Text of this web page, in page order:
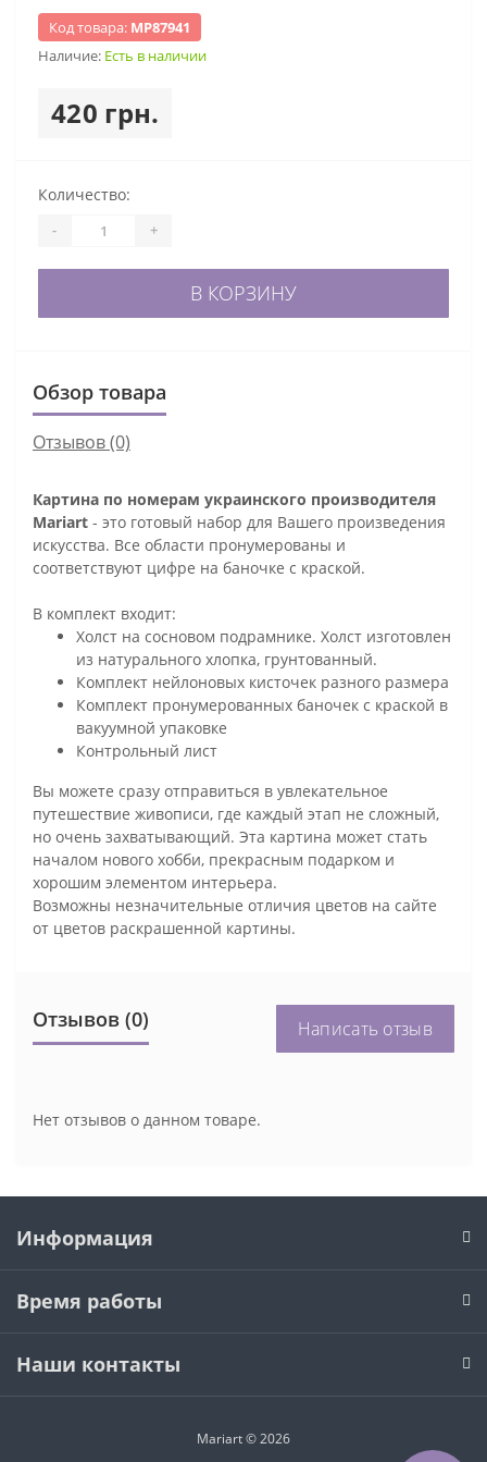
Код товара: МР87941
Наличие: Есть в наличии
420 грн.
Количество:
- +
В КОРЗИНУ
Обзор товара
Отзывов (0)
Картина по номерам украинского производителя
Mariart - это готовый набор для Вашего произведения
искусства. Все области пронумерованы и
соответствуют цифре на баночке с краской.
В комплект входит:
Холст на сосновом подрамнике. Холст изготовлен
из натурального хлопка, грунтованный.
Комплект нейлоновых кисточек разного размера
Комплект пронумерованных баночек с краской в
вакуумной упаковке
Контрольный лист
Вы можете сразу отправиться в увлекательное
путешествие живописи, где каждый этап не сложный,
но очень захватывающий. Эта картина может стать
началом нового хобби, прекрасным подарком и
хорошим элементом интерьера.
Возможны незначительные отличия цветов на сайте
от цветов раскрашенной картины.
Отзывов (0) Написать отзыв
Нет отзывов о данном товаре.
Информация
Время работы
Наши контакты
Mariart © 2026